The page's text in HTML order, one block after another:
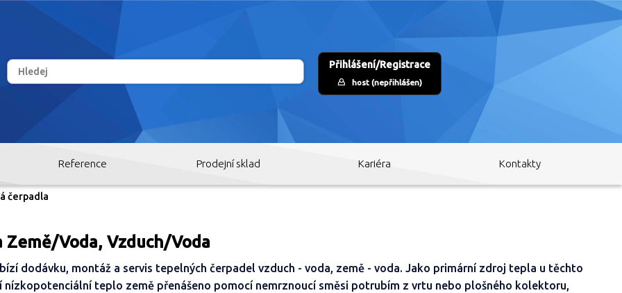
Přihlášení/Registrace
host (nepřihlášen)
Reference Prodejní sklad Kariéra Kontakty
čerpadla
Země/Voda, Vzduch/Voda
dodávku, montáž a servis tepelných čerpadel vzduch - voda, země - voda. Jako primární zdroj tepla u těchto
nízkopotenciální teplo země přenášeno pomocí nemrznoucí směsi potrubím z vrtu nebo plošného kolektoru,